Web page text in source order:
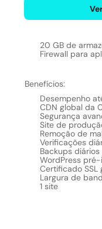
20 GB de
Firewall para
Desempenho
CDN global da
Segurança
Site de
Remoção de
Verificações
Backups diários
WordPress
Certificado SSL
Largura de
1 site
Benefícios: